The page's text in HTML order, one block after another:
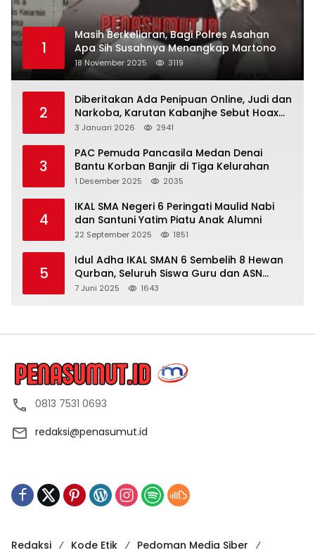
1
Masih Berkeliaran, Bagi Polres Asahan
Apa Sih Susahnya Menangkap Martono
18 November 2025 3119
2
Diberitakan Ada Penipuan Online, Judi dan
Narkoba, Karutan Kabanjhe Sebut Hoax
dan Berita Tak Beryanggungjawab
3 Januari 2026 2941
3
PAC Pemuda Pancasila Medan Denai
Bantu Korban Banjir di Tiga Kelurahan
1 Desember 2025 2035
4
IKAL SMA Negeri 6 Peringati Maulid Nabi
dan Santuni Yatim Piatu Anak Alumni
22 September 2025 1851
5
Idul Adha IKAL SMAN 6 Sembelih 8 Hewan
Qurban, Seluruh Siswa Guru dan ASN
Dapat Daging
7 Juni 2025 1643
0813 7531 0693
redaksi@penasumut.id
Redaksi Kode Etik Pedoman Media Siber